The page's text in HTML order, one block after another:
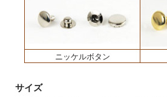
ニッケルボタン
サイズ